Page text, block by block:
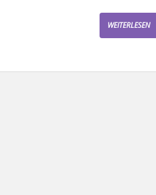
WEITERLESEN